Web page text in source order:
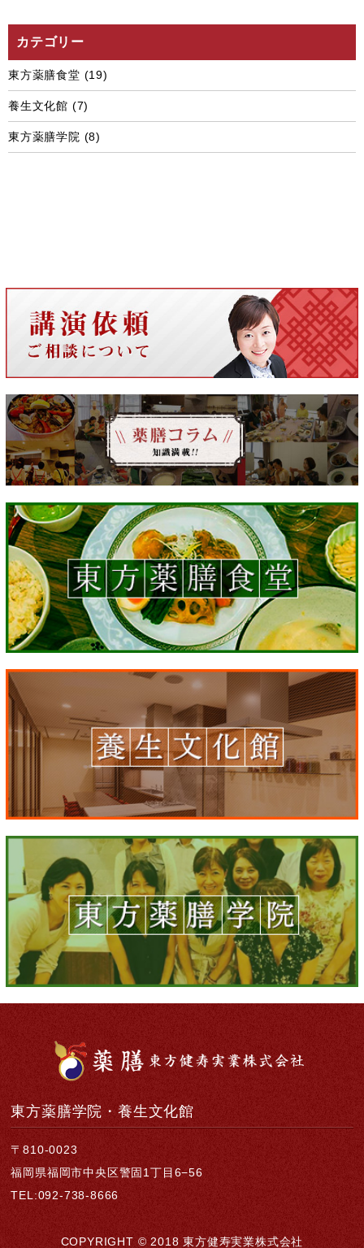
カテゴリー
東方薬膳食堂 (19)
養生文化館 (7)
東方薬膳学院 (8)
東方薬膳学院・養生文化館
〒810-0023
福岡県福岡市中央区警固1丁目6−56
TEL:092-738-8666
COPYRIGHT © 2018 東方健寿実業株式会社